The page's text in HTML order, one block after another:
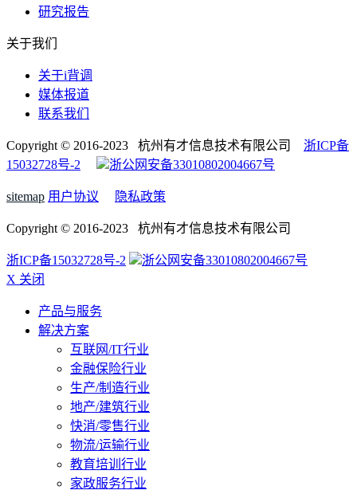
研究报告
关于我们
关于i背调
媒体报道
联系我们
Copyright © 2016-2023 杭州有才信息技术有限公司 浙ICP备
15032728号-2
浙公网安备33010802004667号
sitemap 用户协议 隐私政策
Copyright © 2016-2023 杭州有才信息技术有限公司
浙ICP备15032728号-2
浙公网安备33010802004667号
X 关闭
产品与服务
解决方案
互联网/IT行业
金融保险行业
生产/制造行业
地产/建筑行业
快消/零售行业
物流/运输行业
教育培训行业
家政服务行业